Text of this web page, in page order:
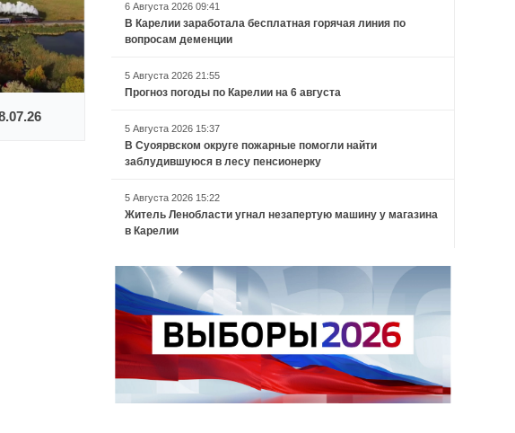
6 Августа 2026 09:41
В Карелии заработала бесплатная горячая линия по
вопросам деменции
5 Августа 2026 21:55
Прогноз погоды по Карелии на 6 августа
5 Августа 2026 15:37
В Суоярвском округе пожарные помогли найти
заблудившуюся в лесу пенсионерку
5 Августа 2026 15:22
Житель Ленобласти угнал незапертую машину у магазина
в Карелии